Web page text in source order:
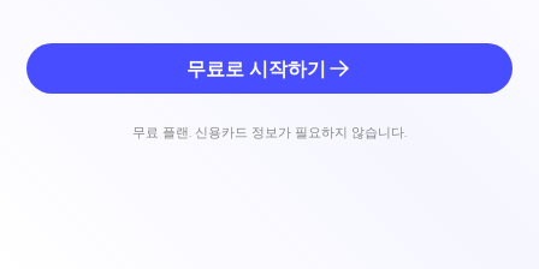
무료로 시작하기
무료 플랜. 신용카드 정보가 필요하지 않습니다.